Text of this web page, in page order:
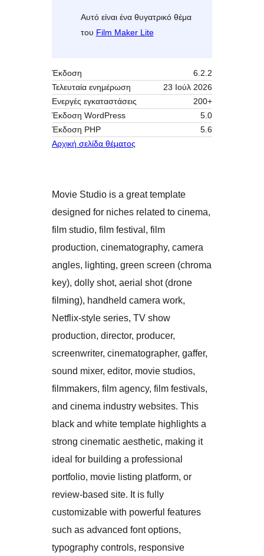
Αυτό είναι ένα θυγατρικό θέμα
του Film Maker Lite
Έκδοση
6.2.2
Τελευταία ενημέρωση
23 Ιούλ 2026
Ενεργές εγκαταστάσεις
200+
Έκδοση WordPress
5.0
Έκδοση ΡΗΡ
5.6
Αρχική σελίδα θέματος
Movie Studio is a great template
designed for niches related to cinema,
film studio, film festival, film
production, cinematography, camera
angles, lighting, green screen (chroma
key), dolly shot, aerial shot (drone
filming), handheld camera work,
Netflix-style series, TV show
production, director, producer,
screenwriter, cinematographer, gaffer,
sound mixer, editor, movie studios,
filmmakers, film agency, film festivals,
and cinema industry websites. This
black and white template highlights a
strong cinematic aesthetic, making it
ideal for building a professional
portfolio, movie listing platform, or
review-based site. It is fully
customizable with powerful features
such as advanced font options,
typography controls, responsive